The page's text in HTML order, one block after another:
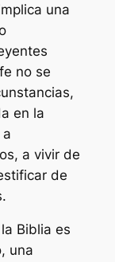
una
no se
en la
a vivir de
de
Biblia es
una